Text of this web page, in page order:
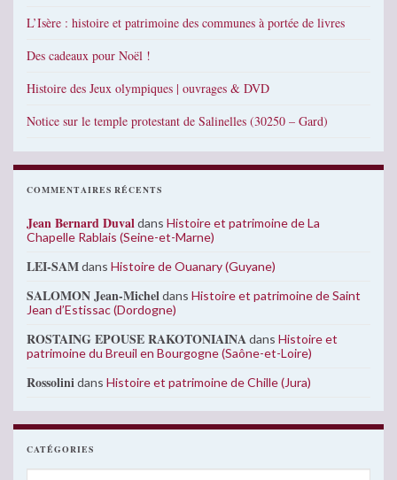
L’Isère : histoire et patrimoine des communes à portée de livres
Des cadeaux pour Noël !
Histoire des Jeux olympiques | ouvrages & DVD
Notice sur le temple protestant de Salinelles (30250 – Gard)
COMMENTAIRES RÉCENTS
Jean Bernard Duvaldans Histoire et patrimoine de La
Chapelle Rablais (Seine-et-Marne)
LEI-SAMdans Histoire de Ouanary (Guyane)
SALOMON Jean-Micheldans Histoire et patrimoine de Saint
Jean d’Estissac (Dordogne)
ROSTAING EPOUSE RAKOTONIAINAdans Histoire et
patrimoine du Breuil en Bourgogne (Saône-et-Loire)
Rossolinidans Histoire et patrimoine de Chille (Jura)
CATÉGORIES